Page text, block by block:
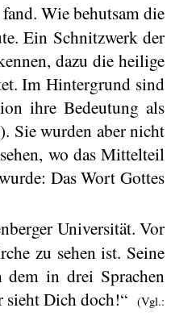
Wie behutsam die
Ein Schnitzwerk der
dazu die heilige
Im Hintergrund sind
ihre Bedeutung als
Sie wurden aber nicht
wo das Mittelteil
Das Wort Gottes
Universität. Vor
zu sehen ist. Seine
dem in drei Sprachen
sieht Dich doch!“
(Vgl.: